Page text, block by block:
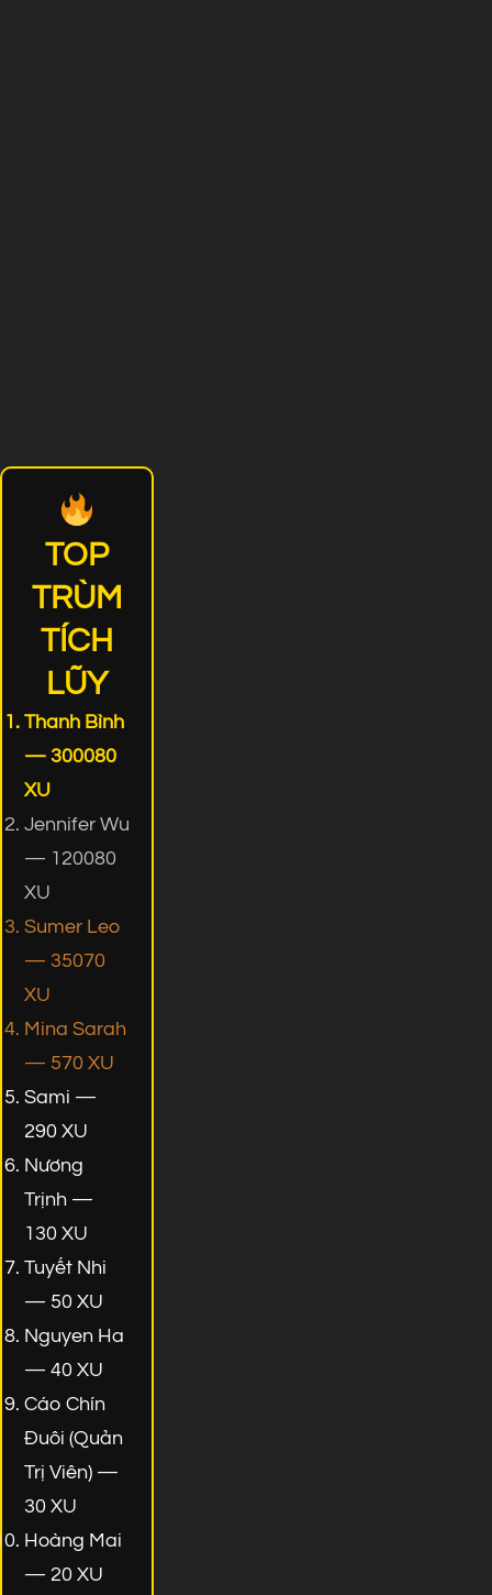
TOP
TRÙM
TÍCH
LŨY
Thanh Bình
— 300080
XU
Jennifer Wu
— 120080
XU
Sumer Leo
— 35070
XU
Mina Sarah
— 570 XU
Sami —
290 XU
Nương
Trịnh —
130 XU
Tuyết Nhi
— 50 XU
Nguyen Ha
— 40 XU
Cáo Chín
Đuôi (Quản
Trị Viên) —
30 XU
Hoàng Mai
— 20 XU